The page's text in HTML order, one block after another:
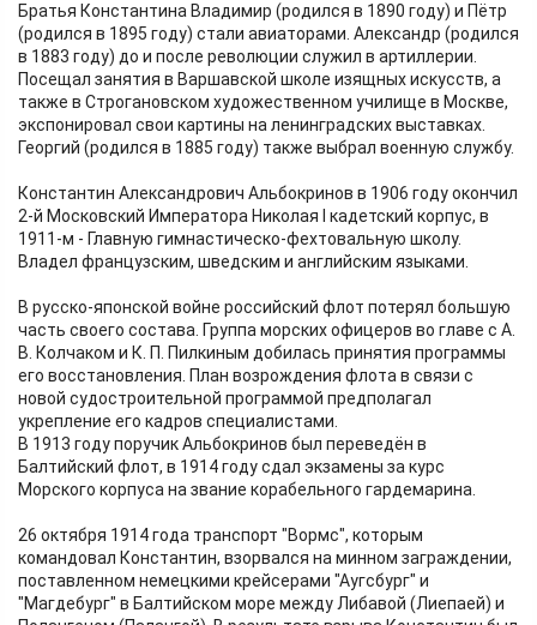
Братья Константина Владимир (родился в 1890 году) и Пётр
(родился в 1895 году) стали авиаторами. Александр (родился
в 1883 году) до и после революции служил в артиллерии.
Посещал занятия в Варшавской школе изящных искусств, а
также в Строгановском художественном училище в Москве,
экспонировал свои картины на ленинградских выставках.
Георгий (родился в 1885 году) также выбрал военную службу.
Константин Александрович Альбокринов в 1906 году окончил
2-й Московский Императора Николая I кадетский корпус, в
1911-м - Главную гимнастическо-фехтовальную школу.
Владел французским, шведским и английским языками.
В русско-японской войне российский флот потерял большую
часть своего состава. Группа морских офицеров во главе с А.
В. Колчаком и К. П. Пилкиным добилась принятия программы
его восстановления. План возрождения флота в связи с
новой судостроительной программой предполагал
укрепление его кадров специалистами.
В 1913 году поручик Альбокринов был переведён в
Балтийский флот, в 1914 году сдал экзамены за курс
Морского корпуса на звание корабельного гардемарина.
26 октября 1914 года транспорт "Вормс", которым
командовал Константин, взорвался на минном заграждении,
поставленном немецкими крейсерами "Аугсбург" и
"Магдебург" в Балтийском море между Либавой (Лиепаей) и